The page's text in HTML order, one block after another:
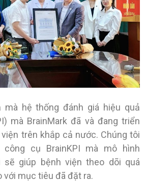
mà hệ thống đánh giá hiệu quả
mà BrainMark đã và đang triển
trên khắp cả nước. Chúng tôi
cụ BrainKPI mà mô hình
sẽ giúp bệnh viện theo dõi quá
mục tiêu đã đặt ra.